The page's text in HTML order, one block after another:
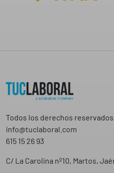
Todos los derechos reservados.
info@tuclaboral.com
615 15 26 93
C/ La Carolina nº10, Martos,